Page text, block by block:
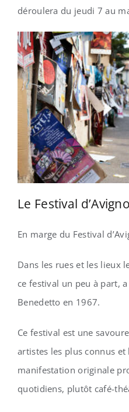
déroulera du jeudi 7 au
Le Festival
En marge du Festival
Dans les rues et les lieux
ce festival un peu à part,
Benedetto en 1967.
Ce festival est une
artistes les plus connus
manifestation originale
quotidiens, plutôt café-